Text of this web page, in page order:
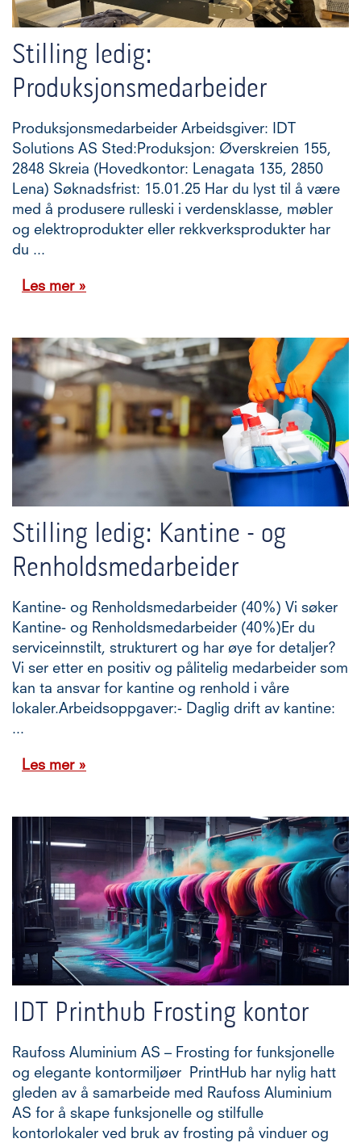
Stilling ledig:
Produksjonsmedarbeider
Produksjonsmedarbeider Arbeidsgiver: IDT
Solutions AS Sted:Produksjon: Øverskreien 155,
2848 Skreia (Hovedkontor: Lenagata 135, 2850
Lena) Søknadsfrist: 15.01.25 Har du lyst til å være
med å produsere rulleski i verdensklasse, møbler
og elektroprodukter eller rekkverksprodukter har
du ...
Les mer »
Stilling ledig: Kantine - og
Renholdsmedarbeider
Kantine- og Renholdsmedarbeider (40%) Vi søker
Kantine- og Renholdsmedarbeider (40%)Er du
serviceinnstilt, strukturert og har øye for detaljer?
Vi ser etter en positiv og pålitelig medarbeider som
kan ta ansvar for kantine og renhold i våre
lokaler.Arbeidsoppgaver:- Daglig drift av kantine:
...
Les mer »
IDT Printhub Frosting kontor
Raufoss Aluminium AS – Frosting for funksjonelle
og elegante kontormiljøer PrintHub har nylig hatt
gleden av å samarbeide med Raufoss Aluminium
AS for å skape funksjonelle og stilfulle
kontorlokaler ved bruk av frosting på vinduer og